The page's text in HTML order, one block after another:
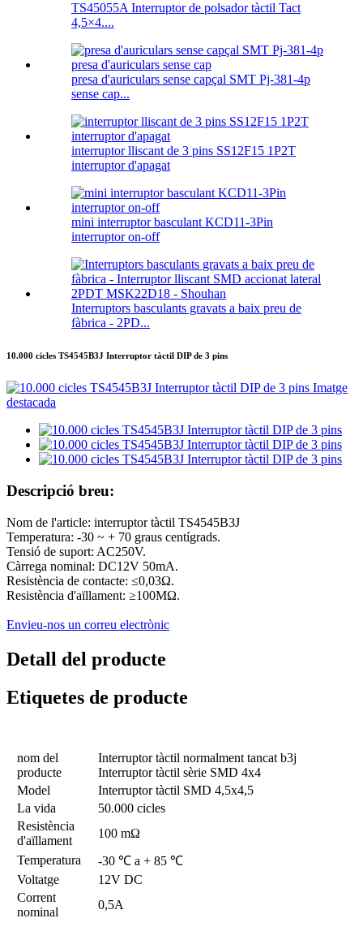
TS45055A Interruptor de polsador tàctil Tact
4,5×4....
presa d'auriculars sense capçal SMT Pj-381-4p
sense cap...
interruptor lliscant de 3 pins SS12F15 1P2T
interruptor d'apagat
mini interruptor basculant KCD11-3Pin
interruptor on-off
Interruptors basculants gravats a baix preu de
fàbrica - 2PD...
10.000 cicles TS4545B3J Interruptor tàctil DIP de 3 pins
Descripció breu:
Nom de l'article: interruptor tàctil TS4545B3J
Temperatura: -30 ~ + 70 graus centígrads.
Tensió de suport: AC250V.
Càrrega nominal: DC12V 50mA.
Resistència de contacte: ≤0,03Ω.
Resistència d'aïllament: ≥100MΩ.
Envieu-nos un correu electrònic
Detall del producte
Etiquetes de producte
nom del
producte
Interruptor tàctil normalment tancat b3j
Interruptor tàctil sèrie SMD 4x4
Model
Interruptor tàctil SMD 4,5x4,5
La vida
50.000 cicles
Resistència
d'aïllament
100 mΩ
Temperatura
-30 ℃ a + 85 ℃
Voltatge
12V DC
Corrent
nominal
0,5A